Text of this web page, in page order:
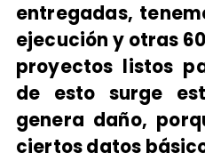
entregadas,
ejecución y otras
proyectos listos
de esto surge
genera daño,
ciertos datos